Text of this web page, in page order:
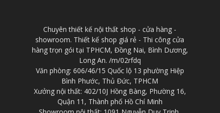
Chuyên thiết kế nội thất shop - cửa hàng -
showroom. Thiết kế shop giá rẻ - Thi công cửa
hàng trọn gói tại TPHCM, Đồng Nai, Bình Dương,
Long An. /m/02rfdq
Văn phòng: 606/46/15 Quốc lộ 13 phường Hiệp
Bình Phước, Thủ Đức, TPHCM
Xưởng nội thất: 402/10J Hồng Bàng, Phường 16,
Quận 11, Thành phố Hồ Chí Minh